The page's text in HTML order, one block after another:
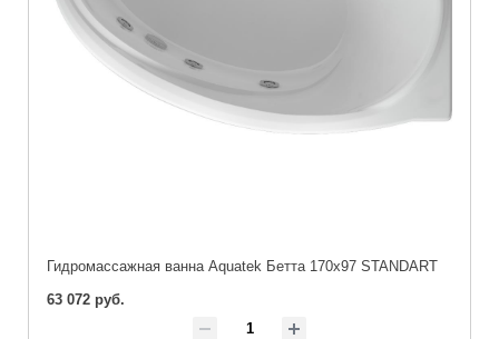
Гидромассажная ванна Aquatek Бетта 170х97 STANDART
63 072 руб.